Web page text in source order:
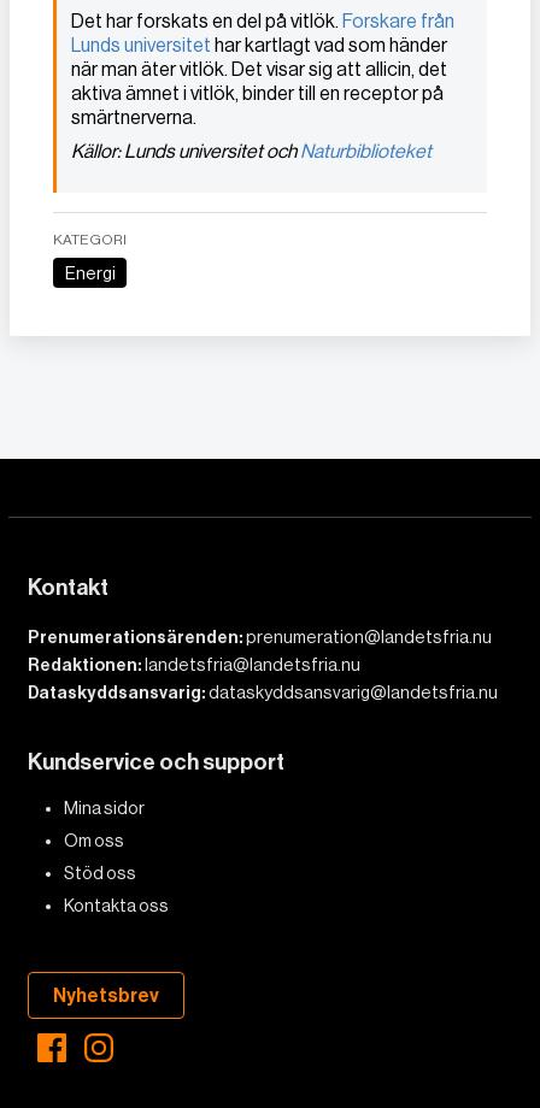
Det har forskats en del på vitlök. Forskare från
Lunds universitet har kartlagt vad som händer
när man äter vitlök. Det visar sig att allicin, det
aktiva ämnet i vitlök, binder till en receptor på
smärtnerverna.
Källor: Lunds universitet ochNaturbiblioteket
KATEGORI
Energi
Kontakt
Prenumerationsärenden:prenumeration@landetsfria.nu
Redaktionen: landetsfria@landetsfria.nu
Dataskyddsansvarig:dataskyddsansvarig@landetsfria.nu
Kundservice och support
Mina sidor
Om oss
Stöd oss
Kontakta oss
Nyhetsbrev